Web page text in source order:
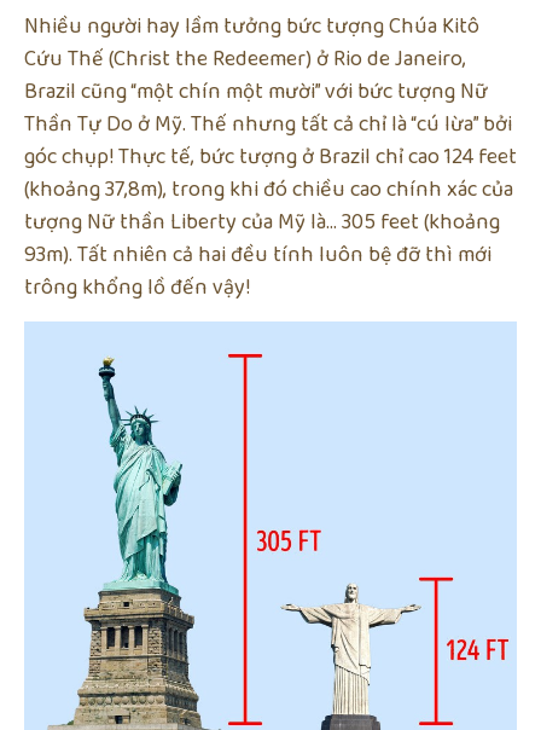
Nhiều người hay lầm tưởng bức tượng Chúa Kitô
Cứu Thế (Christ the Redeemer) ở Rio de Janeiro,
Brazil cũng “một chín một mười” với bức tượng Nữ
Thần Tự Do ở Mỹ. Thế nhưng tất cả chỉ là “cú lừa” bởi
góc chụp! Thực tế, bức tượng ở Brazil chỉ cao 124 feet
(khoảng 37,8m), trong khi đó chiều cao chính xác của
tượng Nữ thần Liberty của Mỹ là… 305 feet (khoảng
93m). Tất nhiên cả hai đều tính luôn bệ đỡ thì mới
trông khổng lồ đến vậy!